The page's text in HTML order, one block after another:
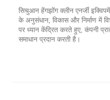
सिचुआन हेंगझोंग क्लीन एनर्जी
के अनुसंधान, विकास और निर्माण में
पर ध्यान केंद्रित करते हुए, कंपनी
समाधान प्रदान करती है।